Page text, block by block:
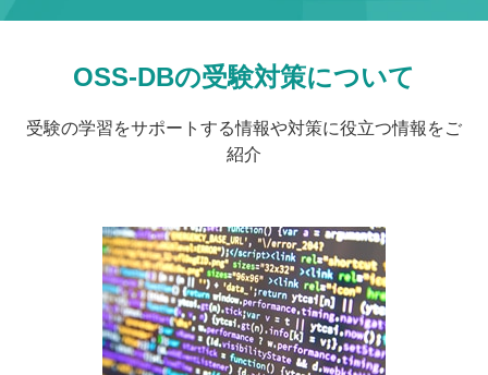
OSS-DBの受験対策について
受験の学習をサポートする情報や対策に役立つ情報をご
紹介